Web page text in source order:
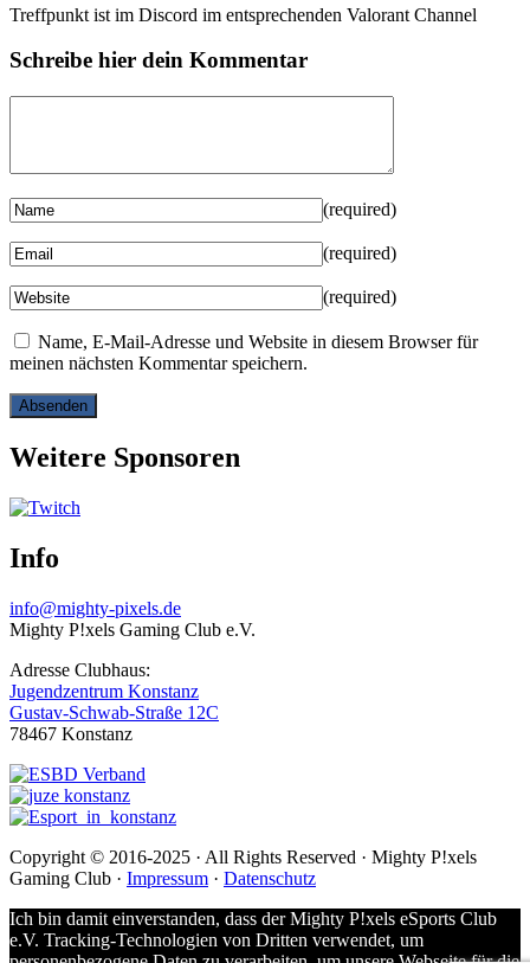
Treffpunkt ist im Discord im entsprechenden Valorant Channel
Schreibe hier dein Kommentar
(required)
(required)
(required)
Name, E-Mail-Adresse und Website in diesem Browser für
meinen nächsten Kommentar speichern.
Weitere Sponsoren
Info
info@mighty-pixels.de
Mighty P!xels Gaming Club e.V.
Adresse Clubhaus:
Jugendzentrum Konstanz
Gustav-Schwab-Straße 12C
78467 Konstanz
Copyright © 2016-2025 · All Rights Reserved · Mighty P!xels
Gaming Club · Impressum · Datenschutz
Ich bin damit einverstanden, dass der Mighty P!xels eSports Club
e.V. Tracking-Technologien von Dritten verwendet, um